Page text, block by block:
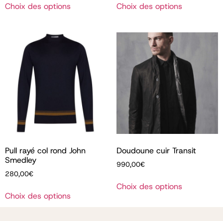
Choix des options Choix des options
Pull rayé col rond John
Smedley
280,00€
Choix des options
Doudoune cuir Transit
990,00€
Choix des options